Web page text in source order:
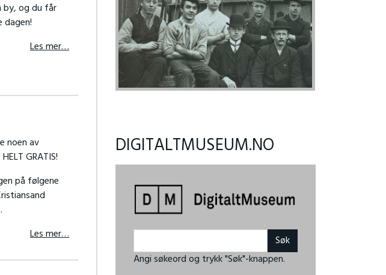
by, og du får
dagen!
Les mer…
noen av
GRATIS!
på følgene
Les mer…
DIGITALTMUSEUM.NO
Angi søkeord og trykk "Søk"-knappen.